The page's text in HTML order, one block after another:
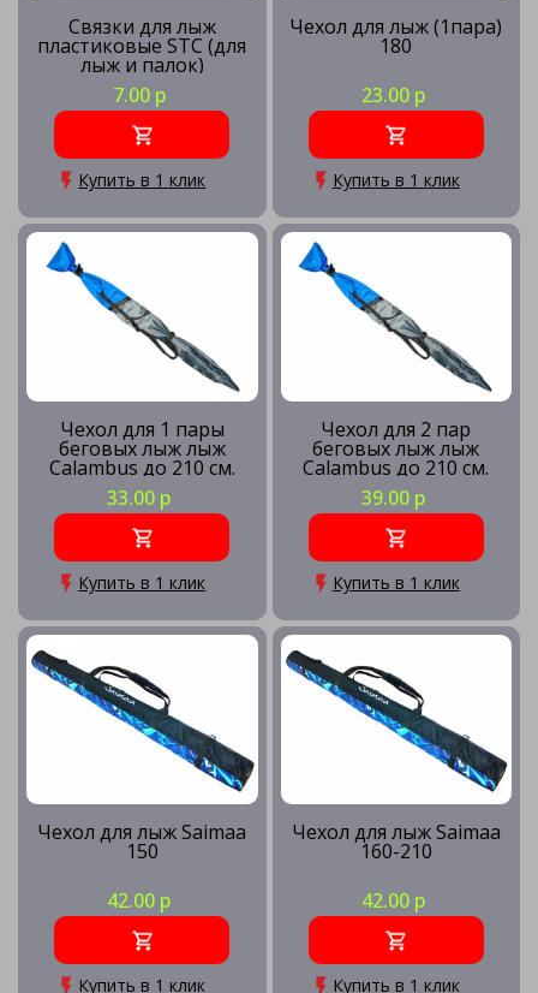
Связки для лыж
пластиковые STC (для
лыж и палок)
7.00 р
Купить в 1 клик
Чехол для лыж (1пара)
180
23.00 р
Купить в 1 клик
Чехол для 1 пары
беговых лыж лыж
Calambus до 210 см.
33.00 р
Купить в 1 клик
Чехол для 2 пар
беговых лыж лыж
Calambus до 210 см.
39.00 р
Купить в 1 клик
Чехол для лыж Saimaa
150
42.00 р
Купить в 1 клик
Чехол для лыж Saimaa
160-210
42.00 р
Купить в 1 клик